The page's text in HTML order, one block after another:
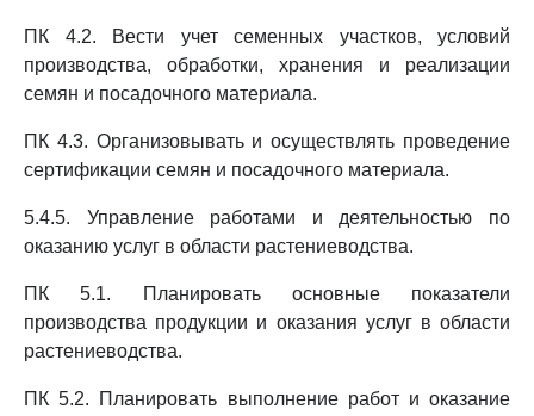
ПК 4.2. Вести учет семенных участков, условий
производства, обработки, хранения и реализации
семян и посадочного материала.
ПК 4.3. Организовывать и осуществлять проведение
сертификации семян и посадочного материала.
5.4.5. Управление работами и деятельностью по
оказанию услуг в области растениеводства.
ПК 5.1. Планировать основные показатели
производства продукции и оказания услуг в области
растениеводства.
ПК 5.2. Планировать выполнение работ и оказание